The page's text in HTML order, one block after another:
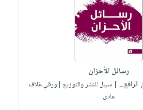
رسائل الأحزان
| سبيل للنشر والتوزيع |ورقي غلاف
عادي